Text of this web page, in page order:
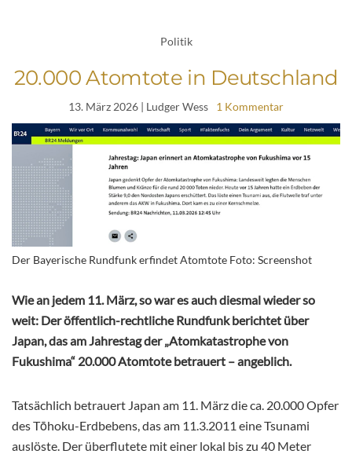
Politik
20.000 Atomtote in Deutschland
13. März 2026 | Ludger Wess 1 Kommentar
Der Bayerische Rundfunk erfindet Atomtote Foto: Screenshot
Wie an jedem 11. März, so war es auch diesmal wieder so
weit: Der öffentlich-rechtliche Rundfunk berichtet über
Japan, das am Jahrestag der „Atomkatastrophe von
Fukushima“ 20.000 Atomtote betrauert – angeblich.
Tatsächlich betrauert Japan am 11. März die ca. 20.000 Opfer
des Tōhoku-Erdbebens, das am 11.3.2011 eine Tsunami
auslöste. Der überflutete mit einer lokal bis zu 40 Meter